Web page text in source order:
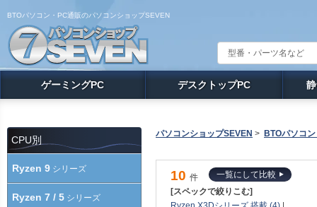
BTOパソコン・PC通販のパソコンショップSEVEN
ゲーミングPC デスクトップPC
パソコンショップSEVEN > BTOパソコ
10 件
一覧にして比較
[スペックで絞りこむ]
CPU別
Ryzen 9 シリーズ
Ryzen 7 / 5 シリーズ